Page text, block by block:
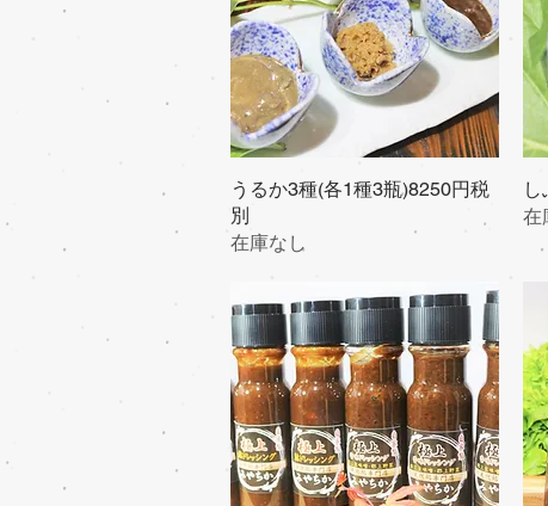
クイックビュー
うるか3種(各1種3瓶)8250円税
別
在庫なし
在